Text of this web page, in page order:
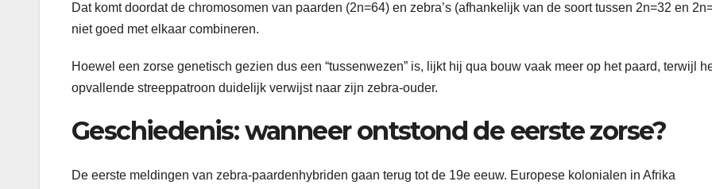
Dat komt doordat de chromosomen van paarden (2n=64) en zebra’s (afhankelijk van de soort tussen 2n=32 en
niet goed met elkaar combineren.
Hoewel een zorse genetisch gezien dus een “tussenwezen” is, lijkt hij qua bouw vaak meer op het paard, terwijl
opvallende streeppatroon duidelijk verwijst naar zijn zebra-ouder.
Geschiedenis: wanneer ontstond de eerste zorse?
De eerste meldingen van zebra-paardenhybriden gaan terug tot de 19e eeuw. Europese kolonialen in Afrika